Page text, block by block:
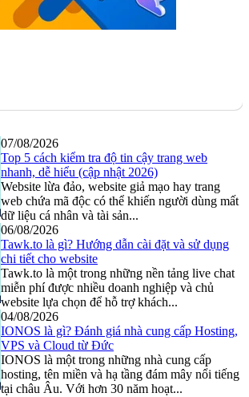
07/08/2026
Top 5 cách kiểm tra độ tin cậy trang web
nhanh, dễ hiểu (cập nhật 2026)
Website lừa đảo, website giả mạo hay trang
web chứa mã độc có thể khiến người dùng mất
dữ liệu cá nhân và tài sản...
06/08/2026
Tawk.to là gì? Hướng dẫn cài đặt và sử dụng
chi tiết cho website
Tawk.to là một trong những nền tảng live chat
miễn phí được nhiều doanh nghiệp và chủ
website lựa chọn để hỗ trợ khách...
04/08/2026
IONOS là gì? Đánh giá nhà cung cấp Hosting,
VPS và Cloud từ Đức
IONOS là một trong những nhà cung cấp
hosting, tên miền và hạ tầng đám mây nổi tiếng
tại châu Âu. Với hơn 30 năm hoạt...